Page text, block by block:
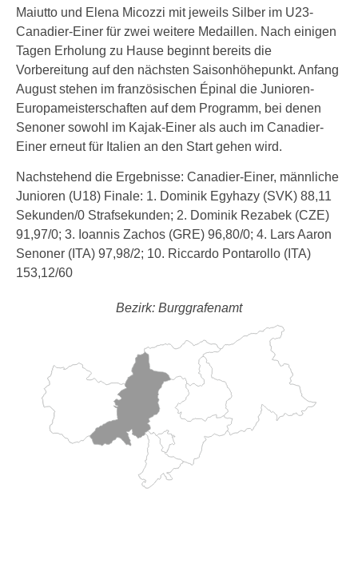
Maiutto und Elena Micozzi mit jeweils Silber im U23-
Canadier-Einer für zwei weitere Medaillen. Nach einigen
Tagen Erholung zu Hause beginnt bereits die
Vorbereitung auf den nächsten Saisonhöhepunkt. Anfang
August stehen im französischen Épinal die Junioren-
Europameisterschaften auf dem Programm, bei denen
Senoner sowohl im Kajak-Einer als auch im Canadier-
Einer erneut für Italien an den Start gehen wird.
Nachstehend die Ergebnisse: Canadier-Einer, männliche
Junioren (U18) Finale: 1. Dominik Egyhazy (SVK) 88,11
Sekunden/0 Strafsekunden; 2. Dominik Rezabek (CZE)
91,97/0; 3. Ioannis Zachos (GRE) 96,80/0; 4. Lars Aaron
Senoner (ITA) 97,98/2; 10. Riccardo Pontarollo (ITA)
153,12/60
Bezirk: Burggrafenamt